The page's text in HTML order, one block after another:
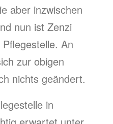
aber inzwischen
nun ist Zenzi
An
zur obigen
nichts geändert.
in